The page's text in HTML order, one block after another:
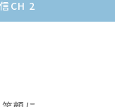
CH 2